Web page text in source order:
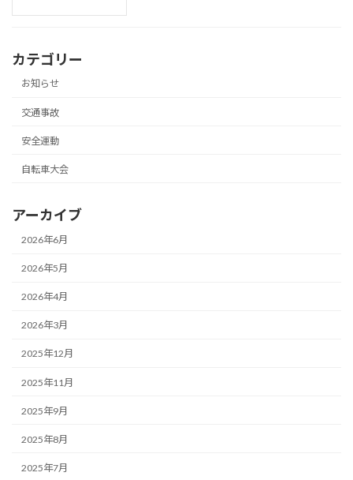
カテゴリー
お知らせ
交通事故
安全運動
自転車大会
アーカイブ
2026年6月
2026年5月
2026年4月
2026年3月
2025年12月
2025年11月
2025年9月
2025年8月
2025年7月